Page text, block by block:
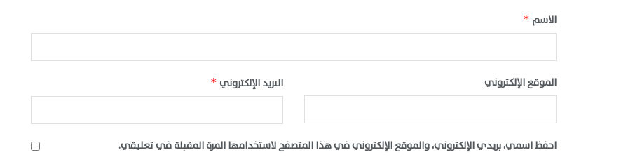
الاسم *
البريد الإلكتروني * الموقع الإلكتروني
احفظ اسمي، بريدي الإلكتروني، والموقع الإلكتروني في هذا المتصفح لاستخدامها المرة المقبلة في تعليقي.